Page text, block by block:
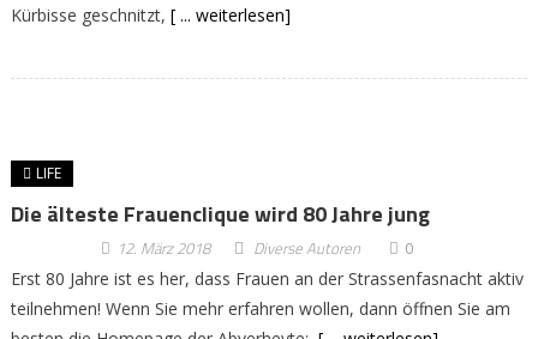
Kürbisse geschnitzt, [ ... weiterlesen]
LIFE
Die älteste Frauenclique wird 80 Jahre jung
12. März 2018 Diverse Autoren 0
Erst 80 Jahre ist es her, dass Frauen an der Strassenfasnacht aktiv
teilnehmen! Wenn Sie mehr erfahren wollen, dann öffnen Sie am